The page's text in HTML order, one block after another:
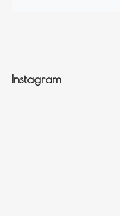
Instagram